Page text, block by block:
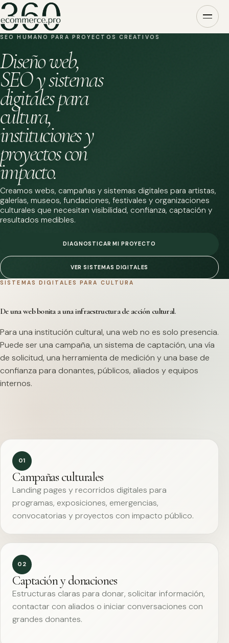
SEO HUMANO PARA PROYECTOS CREATIVOS
Diseño web,
SEO y sistemas
digitales para
cultura,
instituciones y
proyectos con
impacto.
Creamos webs, campañas y sistemas digitales para artistas,
galerías, museos, fundaciones, festivales y organizaciones
culturales que necesitan visibilidad, confianza, captación y
resultados medibles.
DIAGNOSTICAR MI PROYECTO
VER SISTEMAS DIGITALES
SISTEMAS DIGITALES PARA CULTURA
De una web bonita a una infraestructura de acción cultural.
Para una institución cultural, una web no es solo presencia.
Puede ser una campaña, un sistema de captación, una vía
de solicitud, una herramienta de medición y una base de
confianza para donantes, públicos, aliados y equipos
internos.
01
Campañas culturales
Landing pages y recorridos digitales para
programas, exposiciones, emergencias,
convocatorias y proyectos con impacto público.
02
Captación y donaciones
Estructuras claras para donar, solicitar información,
contactar con aliados o iniciar conversaciones con
grandes donantes.